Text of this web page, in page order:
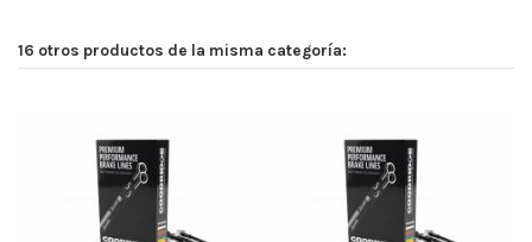
16 otros productos de la misma categoría: